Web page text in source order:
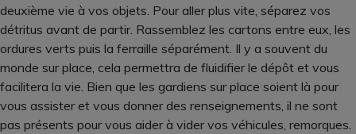
deuxième vie à vos objets. Pour aller plus vite, séparez vos
détritus avant de partir. Rassemblez les cartons entre eux, les
ordures verts puis la ferraille séparément. Il y a souvent du
monde sur place, cela permettra de fluidifier le dépôt et vous
facilitera la vie. Bien que les gardiens sur place soient là pour
vous assister et vous donner des renseignements, il ne sont
pas présents pour vous aider à vider vos véhicules, remorques.